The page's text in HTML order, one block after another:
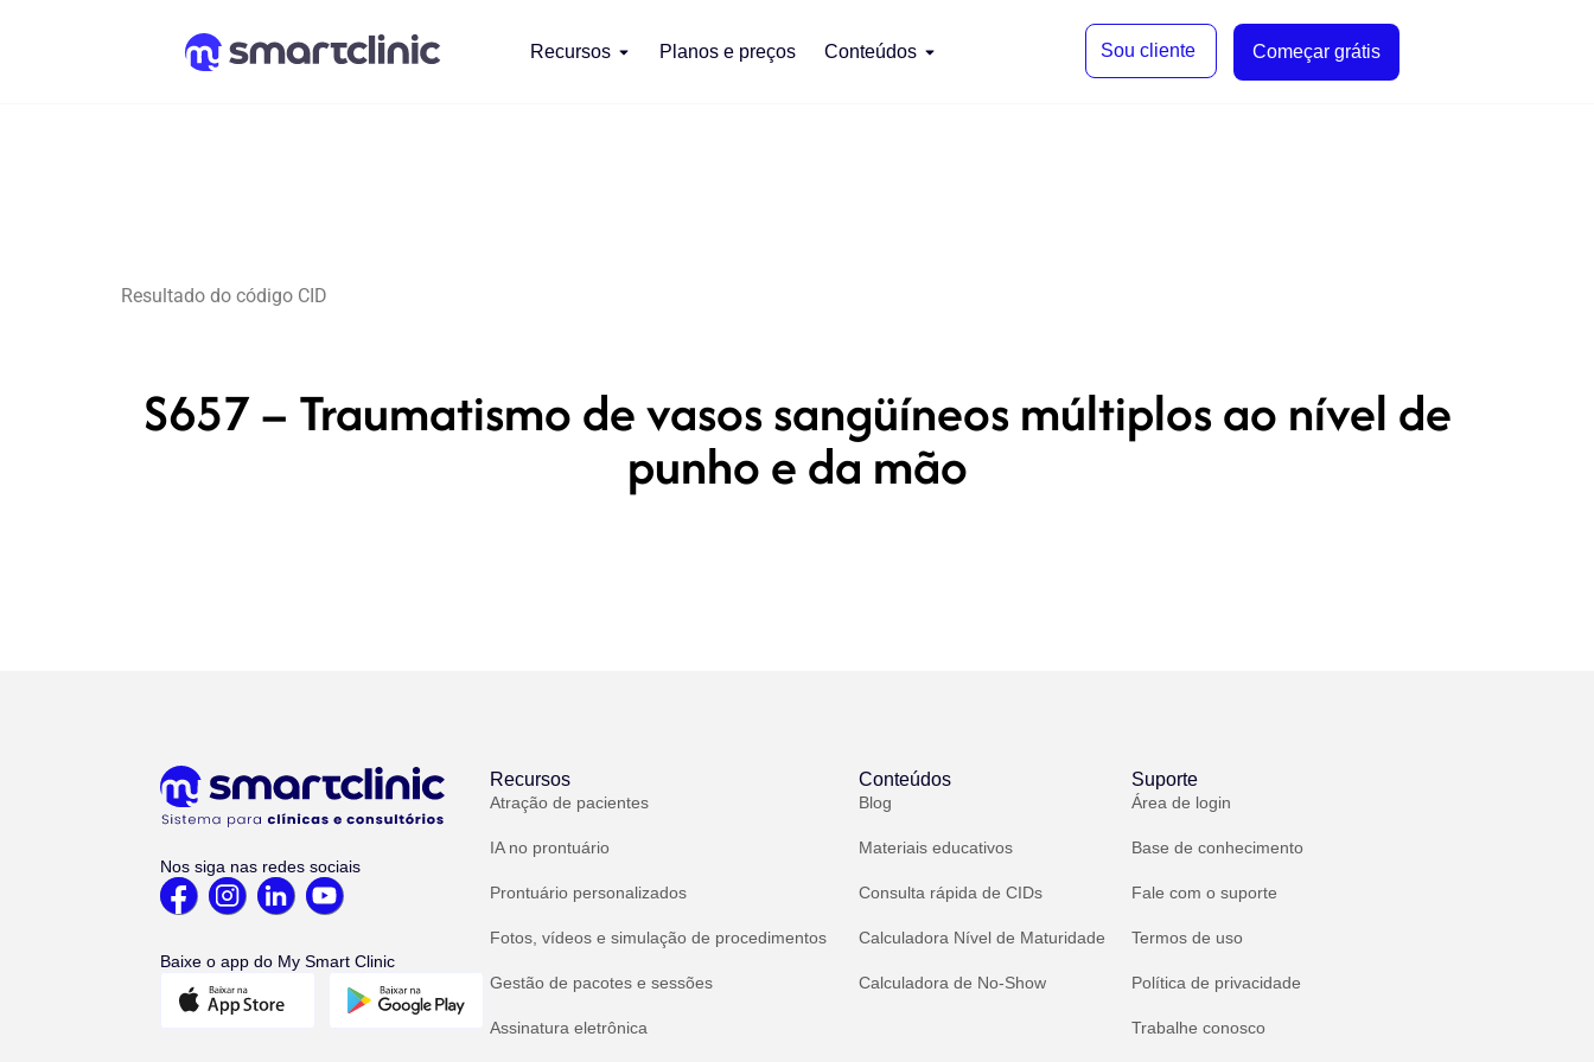
Recursos Planos e preços Conteúdos Sou cliente Começar grátis
Resultado do código CID
S657 – Traumatismo de vasos sangüíneos múltiplos ao nível de
punho e da mão
Nos siga nas redes sociais
Baixe o app do My Smart Clinic
Recursos
Atração de pacientes
IA no prontuário
Prontuário personalizados
Fotos, vídeos e simulação de procedimentos
Gestão de pacotes e sessões
Assinatura eletrônica
Conteúdos
Blog
Materiais educativos
Consulta rápida de CIDs
Calculadora Nível de Maturidade
Calculadora de No-Show
Suporte
Área de login
Base de conhecimento
Fale com o suporte
Termos de uso
Política de privacidade
Trabalhe conosco